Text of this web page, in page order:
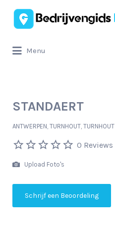
Zoek
naar:
Menu
naar:
STANDAERT
ANTWERPEN, TURNHOUT, TURNHOUT
0 Reviews
Upload Foto's
Schrijf een Beoordeling